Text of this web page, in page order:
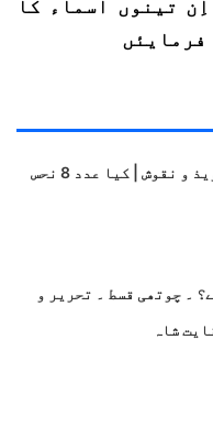
تینوں اسماء کا
فرمایئں
عدد 8 کے مجرب تعویذ و نقوش | کیا عدد 8 نحس
نحس ہے؟ ۔ چوتھی قسط ۔ تحریر و
شاہ